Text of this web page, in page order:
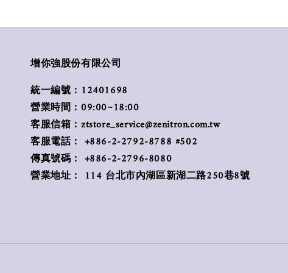
增你強股份有限公司
統一編號：12401698
營業時間：09:00~18:00
客服信箱：ztstore_service@zenitron.com.tw
客服電話： +886-2-2792-8788 #502
傳真號碼： +886-2-2796-8080
營業地址： 114 台北市內湖區新湖二路250巷8號